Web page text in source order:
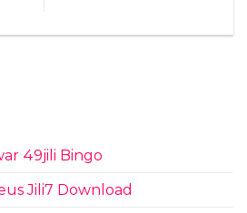
49jili Bingo
Jili7 Download